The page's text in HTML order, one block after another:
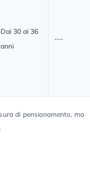
Dai 30 ai 36
anni
---
di pensionamento, ma